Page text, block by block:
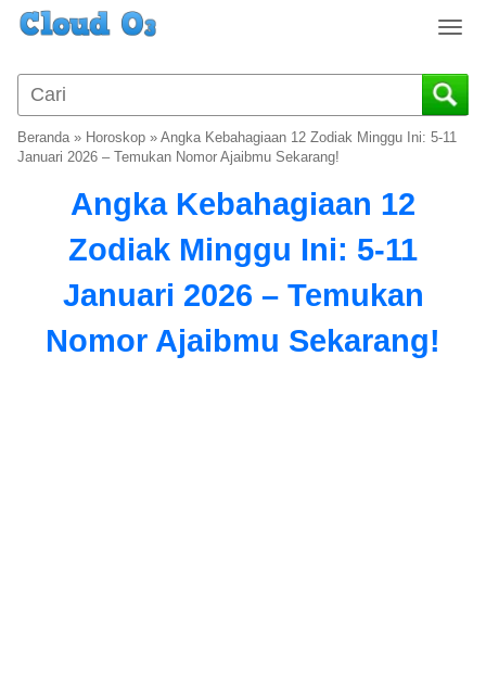
T
g
g
Beranda» Horoskop » Angka Kebahagiaan 12 Zodiak Minggu Ini: 5-11
Januari 2026 – Temukan Nomor Ajaibmu Sekarang!
Angka Kebahagiaan 12
Zodiak Minggu Ini: 5-11
Januari 2026 – Temukan
Nomor Ajaibmu Sekarang!